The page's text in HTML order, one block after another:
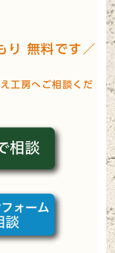
り 無料です／
工房へご相談くだ